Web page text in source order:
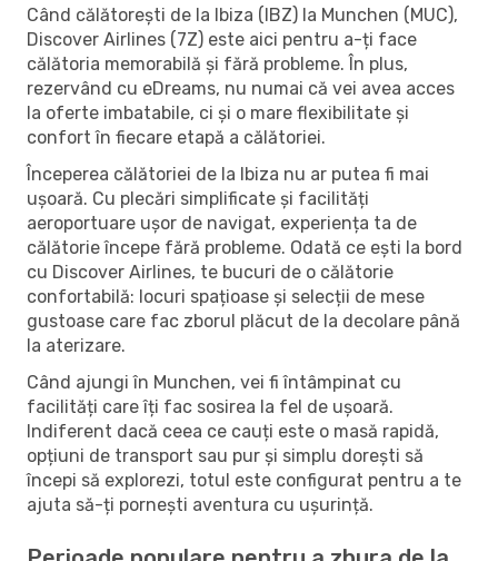
Când călătorești de la Ibiza (IBZ) la Munchen (MUC),
Discover Airlines (7Z) este aici pentru a-ți face
călătoria memorabilă și fără probleme. În plus,
rezervând cu eDreams, nu numai că vei avea acces
la oferte imbatabile, ci și o mare flexibilitate și
confort în fiecare etapă a călătoriei.
Începerea călătoriei de la Ibiza nu ar putea fi mai
ușoară. Cu plecări simplificate și facilități
aeroportuare ușor de navigat, experiența ta de
călătorie începe fără probleme. Odată ce ești la bord
cu Discover Airlines, te bucuri de o călătorie
confortabilă: locuri spațioase și selecții de mese
gustoase care fac zborul plăcut de la decolare până
la aterizare.
Când ajungi în Munchen, vei fi întâmpinat cu
facilități care îți fac sosirea la fel de ușoară.
Indiferent dacă ceea ce cauți este o masă rapidă,
opțiuni de transport sau pur și simplu dorești să
începi să explorezi, totul este configurat pentru a te
ajuta să-ți pornești aventura cu ușurință.